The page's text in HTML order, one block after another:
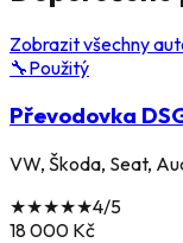
Zobrazit všechny
🔧Použitý
Převodovka
VW, Škoda, Seat,
★★★★★4/5
18 000 Kč